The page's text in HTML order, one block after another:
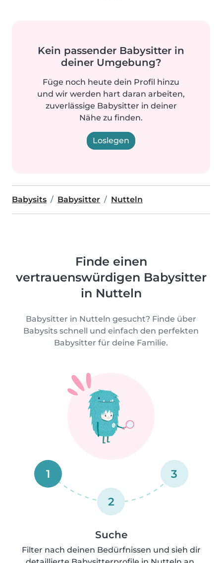
Kein passender Babysitter in
deiner Umgebung?
Füge noch heute dein Profil hinzu
und wir werden hart daran arbeiten,
zuverlässige Babysitter in deiner
Nähe zu finden.
Loslegen
Babysits Babysitter Nutteln
Finde einen
vertrauenswürdigen Babysitter
in Nutteln
Babysitter in Nutteln gesucht? Finde über
Babysits schnell und einfach den perfekten
Babysitter für deine Familie.
1
2
3
Suche
Filter nach deinen Bedürfnissen und sieh dir